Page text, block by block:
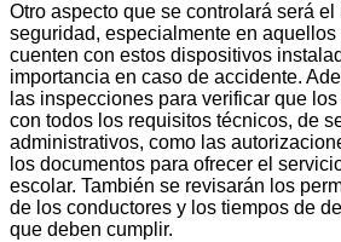
Otro aspecto que se controlará será
seguridad, especialmente en
cuenten con estos dispositivos
importancia en caso de accidente.
las inspecciones para verificar que
con todos los requisitos técnicos, de
administrativos, como las
los documentos para ofrecer el
escolar. También se revisarán los
de los conductores y los tiempos de
que deben cumplir.